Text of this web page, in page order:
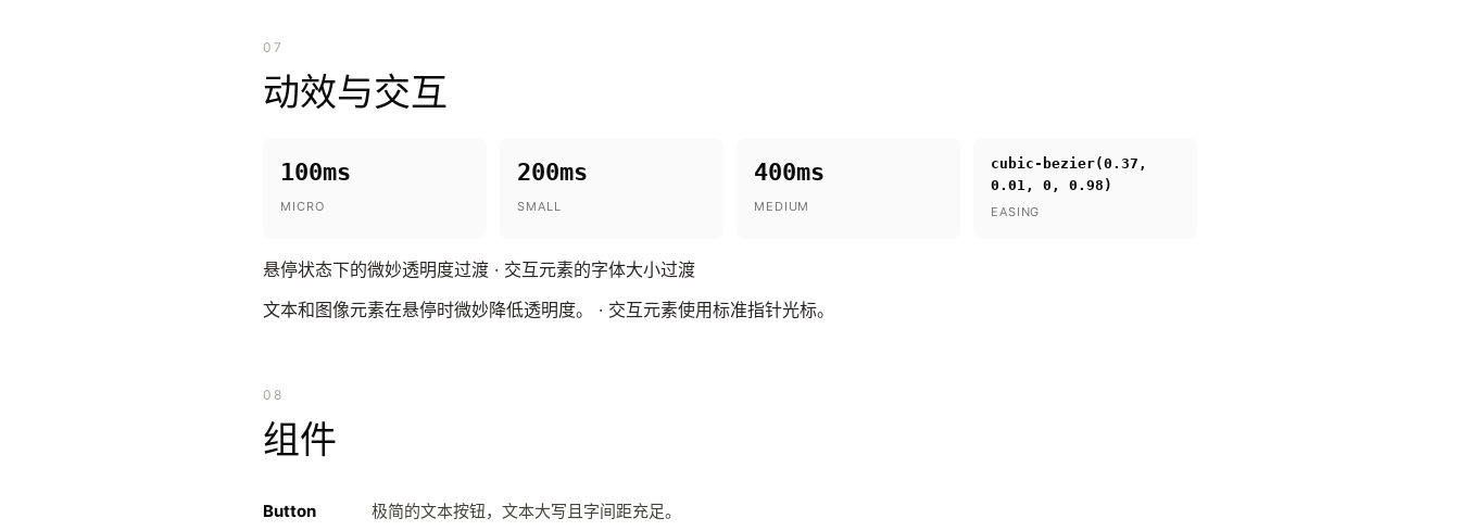
07
动效与交互
100ms
MICRO
200ms
SMALL
400ms
MEDIUM
cubic-bezier(0.37,
0.01, 0, 0.98)
EASING
悬停状态下的微妙透明度过渡 · 交互元素的字体大小过渡
文本和图像元素在悬停时微妙降低透明度。 · 交互元素使用标准指针光标。
08
组件
Button 极简的文本按钮，文本大写且字间距充足。